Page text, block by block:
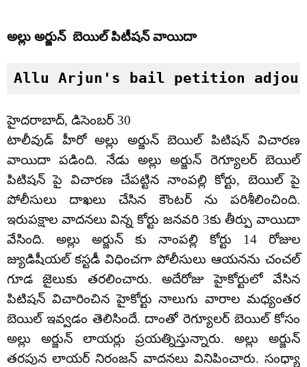
అల్లు అర్జున్ బెయిల్ పిటీషన్ వాయిదా
Allu Arjun's bail petition
హైదరాబాద్, డిసెంబర్ 30
టాలీవుడ్ హీరో అల్లు అర్జున్ బెయిల్ పిటిషన్ విచారణ
వాయిదా పడింది. నేడు అల్లు అర్జున్ రెగ్యూలర్ బెయిల్
పిటిషన్ పై విచారణ చేపట్టిన నాంపల్లి కోర్టు, బెయిల్ పై
పోలీసులు దాఖలు చేసిన కౌంటర్ ను పరిశీలించింది.
ఇరుపక్షాల వాదనలు విన్న కోర్టు జనవరి 3కు తీర్పు వాయిదా
వేసింది. అల్లు అర్జున్ కు నాంపల్లి కోర్టు 14 రోజుల
జ్యుడిషీయల్ కస్టడీ విధించగా పోలీసులు ఆయనను చంచల్
గూడ జైలుకు తరలించారు. అదేరోజు హైకోర్టులో వేసిన
పిటిషన్ విచారించిన హైకోర్టు నాలుగు వారాల మధ్యంతర
బెయిల్ ఇవ్వడం తెలిసిందే. దాంతో రెగ్యూలర్ బెయిల్ కోసం
అల్లు అర్జున్ లాయర్లు ప్రయత్నిస్తున్నారు. అల్లు అర్జున్
తరపున లాయర్ నిరంజన్ వాదనలు వినిపించారు. సంధ్యా